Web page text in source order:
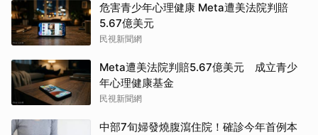
危害青少年心理健康 Meta遭美法院判賠
5.67億美元
民視新聞網
Meta遭美法院判賠5.67億美元 成立青少
年心理健康基金
民視新聞網
中部7旬婦發燒腹瀉住院！確診今年首例本